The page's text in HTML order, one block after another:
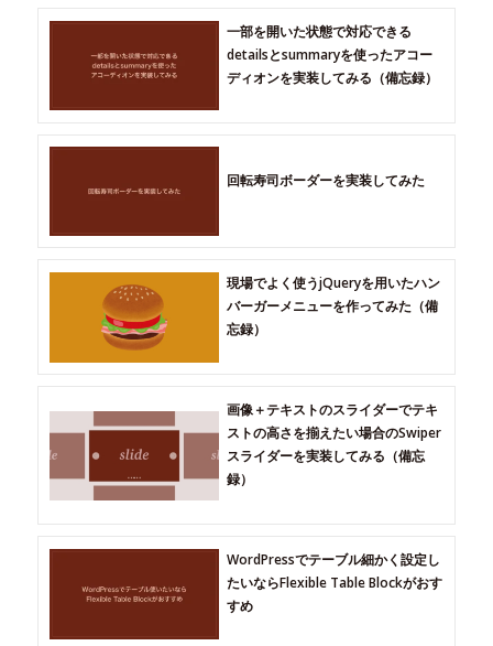
一部を開いた状態で対応できる
detailsとsummaryを使ったアコー
ディオンを実装してみる（備忘録）
回転寿司ボーダーを実装してみた
現場でよく使うjQueryを用いたハン
バーガーメニューを作ってみた（備
忘録）
画像＋テキストのスライダーでテキ
ストの高さを揃えたい場合のSwiper
スライダーを実装してみる（備忘
録）
WordPressでテーブル細かく設定し
たいならFlexible Table Blockがおす
すめ